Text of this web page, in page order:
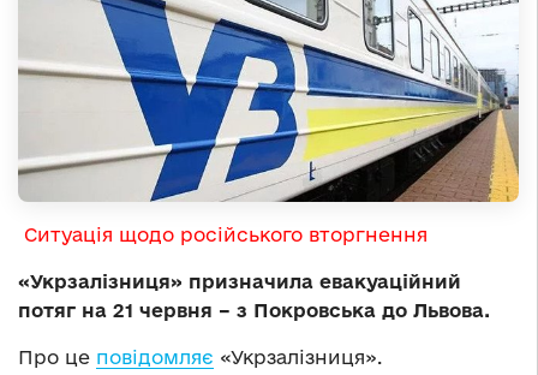
Ситуація щодо російського вторгнення
«Укрзалізниця» призначила евакуаційний
потяг на 21 червня – з Покровська до Львова.
Про це повідомляє «Укрзалізниця».